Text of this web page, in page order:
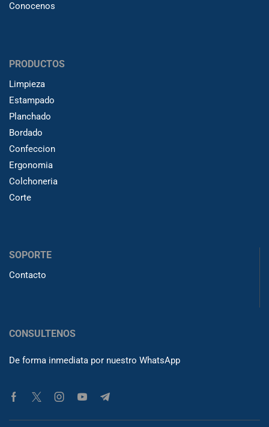
Conocenos
PRODUCTOS
Limpieza
Estampado
Planchado
Bordado
Confeccion
Ergonomia
Colchoneria
Corte
SOPORTE
Contacto
CONSULTENOS
De forma inmediata por nuestro WhatsApp